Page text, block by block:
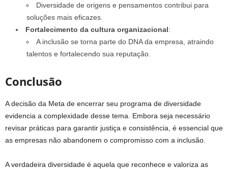
Diversidade de origens e pensamentos contribui para
soluções mais eficazes.
Fortalecimento da cultura organizacional:
A inclusão se torna parte do DNA da empresa, atraindo
talentos e fortalecendo sua reputação.
Conclusão
A decisão da Meta de encerrar seu programa de diversidade
evidencia a complexidade desse tema. Embora seja necessário
revisar práticas para garantir justiça e consistência, é essencial que
as empresas não abandonem o compromisso com a inclusão.
A verdadeira diversidade é aquela que reconhece e valoriza as